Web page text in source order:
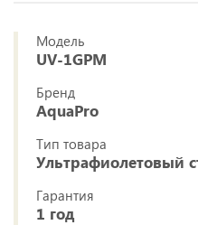
Модель
UV-1GPM
Бренд
AquaPro
Тип товара
Ультрафиолетовый
Гарантия
1 год